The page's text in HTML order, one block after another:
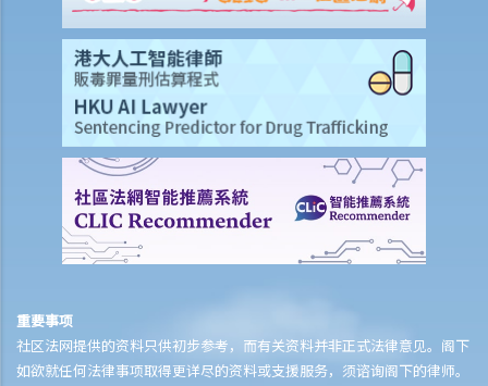
1. 怎样去提出非正审申请？
1. 如果诉讼一方认为对方持有的部分证据是虚假的（例如在有关土地的
审讯中的一张虚假租约），应否提出非正审申请？
2. 有甚么例子在非正审程序中可能被法庭视为滥用程序？展开此类程序
的后果是甚么？
2. 如何拟备宗教式誓章或非宗教式誓词？
3. 诉讼人需要为聆讯准备哪些文件？
4. 非正审申请的聆讯会如何进行？
5. 原告人或被告人可否就非正审申请所作的命令提出上诉？
原告人可否申请一项「即时判决」，令案件不用进行审讯？
7. 审讯仍未开始，但被告人的错误行为已对原告人造成损失，原告人如
何在此期间停止被告人的错误行为呢？
重要事项
社区法网提供的资料只供初步参考，而有关资料并非正式法律意见。阁下
如欲就任何法律事项取得更详尽的资料或支援服务，须谘询阁下的律师。